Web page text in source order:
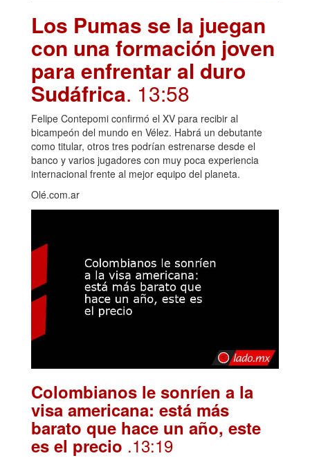
Los Pumas se la juegan
con una formación joven
para enfrentar al duro
Sudáfrica. 13:58
Felipe Contepomi confirmó el XV para recibir al
bicampeón del mundo en Vélez. Habrá un debutante
como titular, otros tres podrían estrenarse desde el
banco y varios jugadores con muy poca experiencia
internacional frente al mejor equipo del planeta.
Olé.com.ar
Colombianos le sonríen a la
visa americana: está más
barato que hace un año, este
es el precio .13:19